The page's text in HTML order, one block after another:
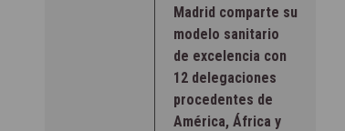
Madrid comparte su
modelo sanitario
de excelencia con
12 delegaciones
procedentes de
América, África y